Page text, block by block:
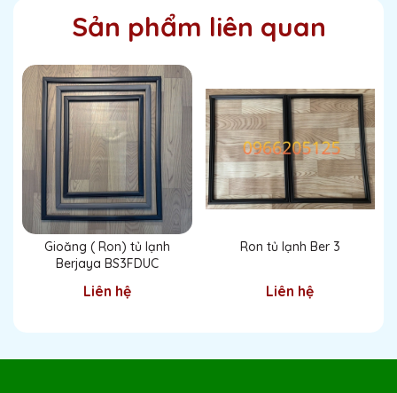
Sản phẩm liên quan
Gioăng ( Ron) tủ lạnh
Berjaya BS3FDUC
Liên hệ
Ron tủ lạnh Ber 3
Liên hệ